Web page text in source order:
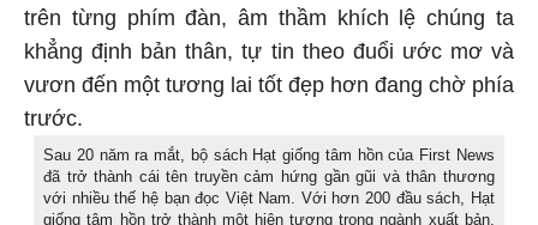
trên từng phím đàn, âm thầm khích lệ chúng ta
khẳng định bản thân, tự tin theo đuổi ước mơ và
vươn đến một tương lai tốt đẹp hơn đang chờ phía
trước.
Sau 20 năm ra mắt, bộ sách Hạt giống tâm hồn của First News
đã trở thành cái tên truyền cảm hứng gần gũi và thân thương
với nhiều thế hệ bạn đọc Việt Nam. Với hơn 200 đầu sách, Hạt
giống tâm hồn trở thành một hiện tượng trong ngành xuất bản,